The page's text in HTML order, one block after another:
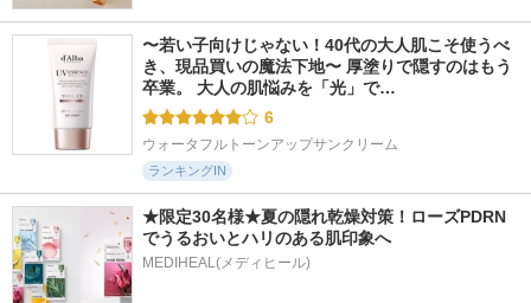
〜若い子向けじゃない！40代の大人肌こそ使うべ
き、現品買いの魔法下地〜 厚塗りで隠すのはもう
卒業。 大人の肌悩みを「光」で…
6
ウォータフルトーンアップサンクリーム
ランキングIN
★限定30名様★夏の隠れ乾燥対策！ローズPDRN
でうるおいとハリのある肌印象へ
MEDIHEAL(メディヒール)